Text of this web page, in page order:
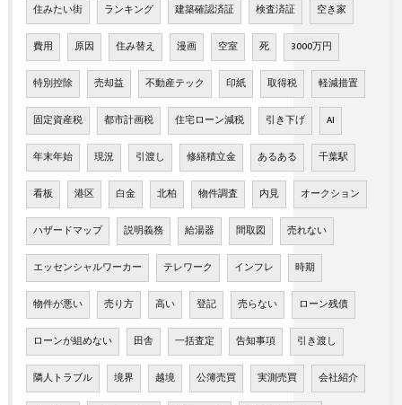
住みたい街 ランキング 建築確認済証 検査済証 空き家
費用 原因 住み替え 漫画 空室 死 3000万円
特別控除 売却益 不動産テック 印紙 取得税 軽減措置
固定資産税 都市計画税 住宅ローン減税 引き下げ AI
年末年始 現況 引渡し 修繕積立金 あるある 千葉駅
看板 港区 白金 北柏 物件調査 内見 オークション
ハザードマップ 説明義務 給湯器 間取図 売れない
エッセンシャルワーカー テレワーク インフレ 時期
物件が悪い 売り方 高い 登記 売らない ローン残債
ローンが組めない 田舎 一括査定 告知事項 引き渡し
隣人トラブル 境界 越境 公簿売買 実測売買 会社紹介